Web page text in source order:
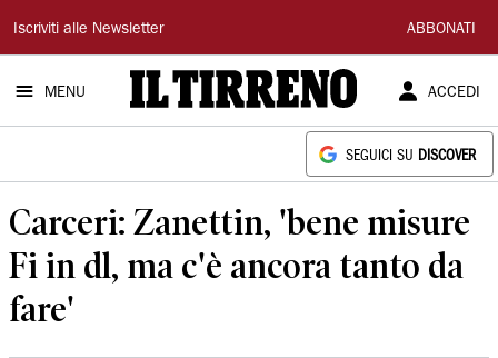
Il
Tirreno
Iscriviti alle Newsletter ABBONATI
MENU ACCEDI
SEGUICI SU DISCOVER
Carceri: Zanettin, 'bene misure
Fi in dl, ma c'è ancora tanto da
fare'